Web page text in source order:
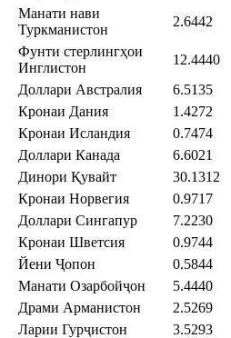
Манати нави
Туркманистон
2.6442
Фунти стерлингҳои
Инглистон
12.4440
Доллари Австралия
6.5135
Кронаи Дания
1.4272
Кронаи Исландия
0.7474
Доллари Канада
6.6021
Динори Қувайт
30.1312
Кронаи Норвегия
0.9717
Доллари Сингапур
7.2230
Кронаи Шветсия
0.9744
Йени Ҷопон
0.5844
Манати Озарбойҷон
5.4440
Драми Арманистон
2.5269
Ларии Гурҷистон
3.5293